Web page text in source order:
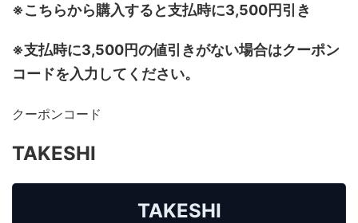
※こちらから購入すると支払時に3,500円引き
※支払時に3,500円の値引きがない場合はクーポン
コードを入力してください。
クーポンコード
TAKESHI
TAKESHI